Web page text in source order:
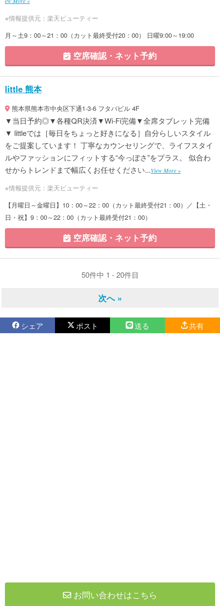
※情報提供元：楽天ビューティー
月～土9：00～21：00（カット最終受付20：00） 日曜9:00～19:00
空席確認・ネット予約
little 熊本
熊本県熊本市中央区下通1-3-6 フタバビル 4F
▼当日予約◎▼各種QR決済▼Wi-Fi完備▼全席タブレット完備
▼ littleでは［毎日をちょっと好きになる］自分らしいスタイル
をご提案しています！ 丁寧なカウンセリングで、ライフスタイ
ルやファッションにフィットする“今っぽさ”をプラス。 似合わ
せからトレンドまで幅広くお任せください...View More »
※情報提供元：楽天ビューティー
【月曜日～金曜日】10：00～22：00（カット最終受付21：00）／【土・
日・祝】9：00～22：00（カット最終受付21：00）
空席確認・ネット予約
50件中 1 - 20件目
次へ »
シェア ポスト 送る 共有
お問い合わせはこちら